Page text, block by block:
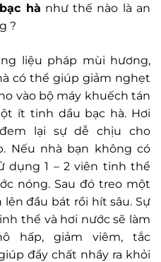
hà như thế nào là an
?
liệu pháp mùi hương,
có thể giúp giảm nghẹt
vào bộ máy khuếch tán
ít tinh dầu bạc hà. Hơi
lại sự dễ chịu cho
Nếu nhà bạn không có
dụng 1 – 2 viên tinh thể
nóng. Sau đó treo một
lên đầu bát rồi hít sâu. Sự
thể và hơi nước sẽ làm
hấp, giảm viêm, tắc
đẩy chất nhầy ra khỏi